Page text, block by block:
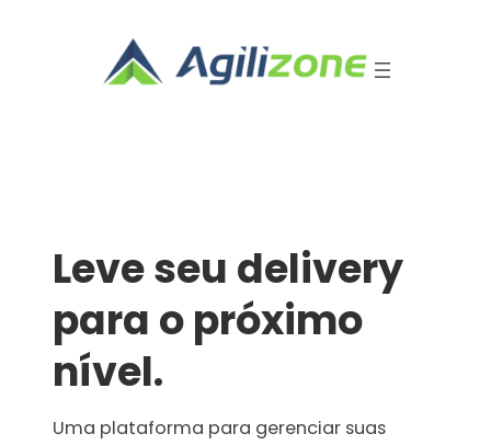
Leve seu delivery
para o próximo
nível.
Uma plataforma para gerenciar suas